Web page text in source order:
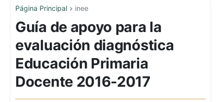
Página Principal inee
Guía de apoyo para la
evaluación diagnóstica
Educación Primaria
Docente 2016-2017